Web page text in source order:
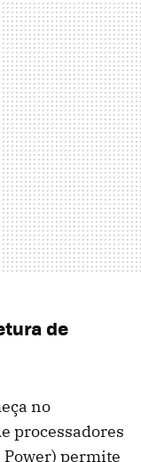
de
no
processadores
permite